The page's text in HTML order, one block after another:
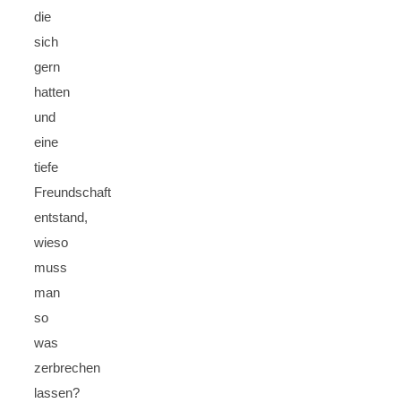
die
sich
gern
hatten
und
eine
tiefe
Freundschaft
entstand,
wieso
muss
man
so
was
zerbrechen
lassen?